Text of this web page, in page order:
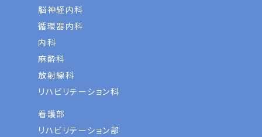
脳神経内科
循環器内科
内科
麻酔科
放射線科
リハビリテーション科
看護部
リハビリテーション部